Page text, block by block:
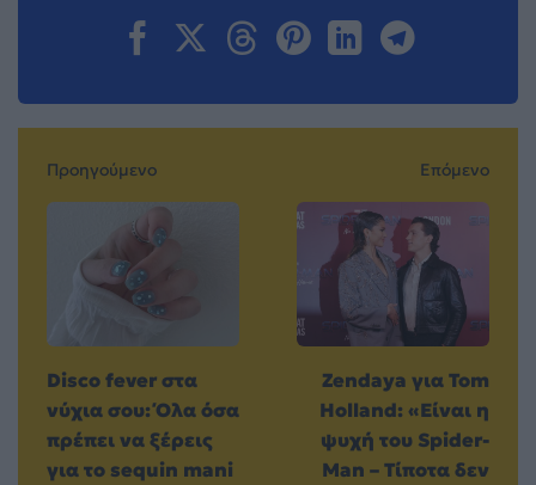
Προηγούμενο
Disco fever στα
νύχια σου: Όλα όσα
πρέπει να ξέρεις
για το sequin mani
Επόμενο
Zendaya για Tom
Holland: «Είναι η
ψυχή του Spider-
Man – Τίποτα δεν